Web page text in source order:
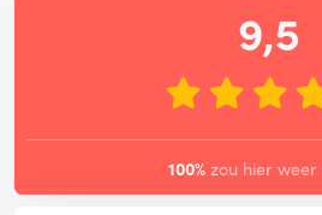
9,5
100% zou hier weer